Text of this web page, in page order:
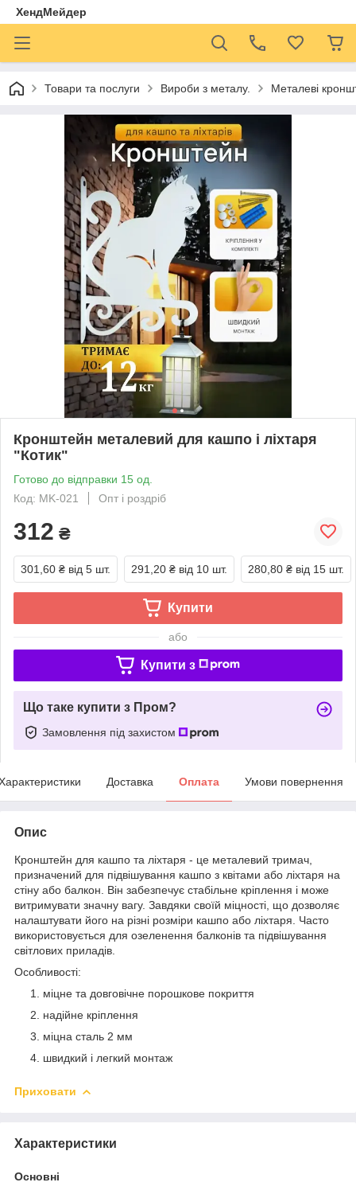
ХендМейдер
Товари та послуги Вироби з металу. Металеві
Кронштейн металевий для кашпо і ліхтаря
"Котик"
Готово до відправки 15 од.
Код: MK-021
Опт і роздріб
312 ₴
301,60 ₴ від 5 шт. 291,20 ₴ від 10 шт. 280,80 ₴ від 15 шт.
Купити
або
Купити з
Що таке купити з Пром?
Замовлення під захистом
Доставка Оплата Умови повернення
Опис
Кронштейн для кашпо та ліхтаря - це металевий тримач,
призначений для підвішування кашпо з квітами або ліхтаря на
стіну або балкон. Він забезпечує стабільне кріплення і може
витримувати значну вагу. Завдяки своїй міцності, що дозволяє
налаштувати його на різні розміри кашпо або ліхтаря. Часто
використовується для озеленення балконів та підвішування
світлових приладів.
Особливості:
міцне та довговічне порошкове покриття
надійне кріплення
міцна сталь 2 мм
швидкий і легкий монтаж
Приховати
Характеристики
Основні